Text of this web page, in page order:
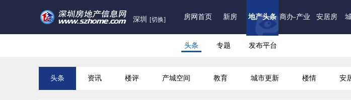
深圳 [切换] 房网首页 新房 地产头条 商办-产业 安居房
头条 专题 发布平台
头条 资讯 楼评 产城空间 教育 城市更新 楼情 安